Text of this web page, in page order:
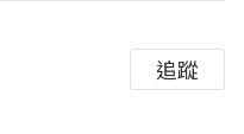
追蹤